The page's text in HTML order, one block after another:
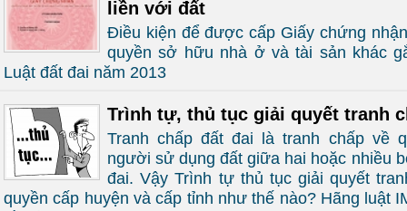
liền với đất
Điều kiện để được cấp Giấy chứng
quyền sở hữu nhà ở và tài sản khác
Luật đất đai năm 2013
Trình tự, thủ tục giải quyết tranh
Tranh chấp đất đai là tranh chấp về
người sử dụng đất giữa hai hoặc nhiều
đai. Vậy Trình tự thủ tục giải quyết
quyền cấp huyện và cấp tỉnh như thế nào? Hãng luật